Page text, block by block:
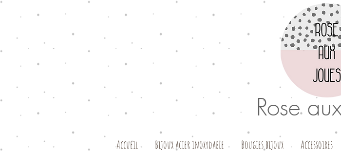
Rose
Accueil Bijoux acier inoxydable Bougies bijoux Accessoires